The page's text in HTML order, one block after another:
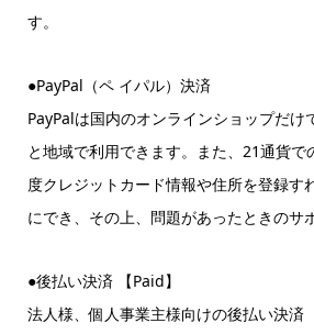
す。
●PayPal（ペ イパル）決済
PayPalは国内のオンラインショップだけ
と地域で利用できます。また、21通貨で
度クレジットカード情報や住所を登録す
にでき、その上、問題があったときのサ
●後払い決済 【Paid】
法人様、個人事業主様向けの後払い決済